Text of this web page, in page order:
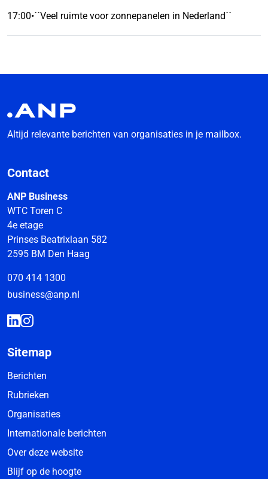
17:00•´´Veel ruimte voor zonnepanelen in Nederland´´
Altijd relevante berichten van organisaties in je mailbox.
Contact
ANP Business
WTC Toren C
4e etage
Prinses Beatrixlaan 582
2595 BM Den Haag
070 414 1300
business@anp.nl
Sitemap
Berichten
Rubrieken
Organisaties
Internationale berichten
Over deze website
Blijf op de hoogte